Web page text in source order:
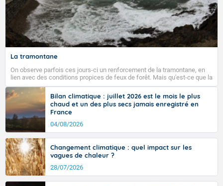
La tramontane
On observe parfois ces jours-ci un renforcement de la tramontane, en
lien avec des conditions propices de feux de forêt. Mais qu'est-ce que la
tramontane ? Quelles sont ses caractéristiques ? La tramontane est un
vent turbulent soufflant de secteur nord-ouest à nord, ou ouest à nord-
ouest, dans un secteur qui part du Roussillon à la vallée de l’Aude et à
l’ouest de l’Hérault. L’étymologie de ce vent vient du latin trasmontanus,
signifiant au-delà des monts, en allusion aux régions montagneuses
d’où provient ce vent.
Bilan climatique : juillet 2026 est le mois le plus
chaud et un des plus secs jamais enregistré en
France
04/08/2026
Changement climatique : quel impact sur les
vagues de chaleur ?
28/07/2026